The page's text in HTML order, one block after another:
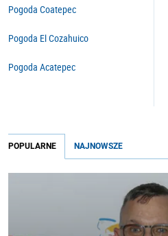
Pogoda Coatepec
Pogoda El Cozahuico
Pogoda Acatepec
POPULARNE NAJNOWSZE